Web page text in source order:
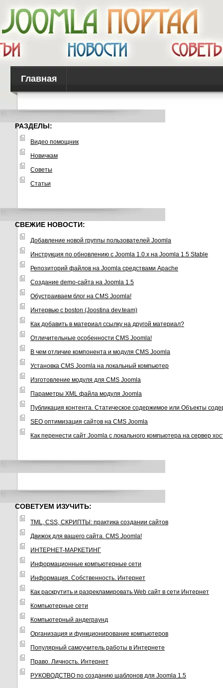
Главная
РАЗДЕЛЫ:
Видео помощник
Новичкам
Советы
Статьи
СВЕЖИЕ НОВОСТИ:
Добавление новой группы пользователей Joomla
Инструкция по обновлению с Joomla 1.0.x на Joomla 1.5 Stable
Репозиторий файлов на Joomla средствами Apache
Создание demo-сайта на Joomla 1.5
Обустраиваем блог на CMS Joomla!
Интервью с boston (Joostina dev.team)
Как добавить в материал ссылку на другой материал?
Отличительные особенности CMS Joomla!
В чем отличие компонента и модуля CMS Joomla
Установка CMS Joomla на локальный компьютер
Изготовление модуля для CMS Joomla
Параметры XML файла модуля Joomla
Публикация контента. Статическое содержимое или Объекты
SEO оптимизация сайтов на CMS Joomla
Как перенести сайт Joomla с локального компьютера на сервер
СОВЕТУЕМ ИЗУЧИТЬ:
TML, CSS, СКРИПТЫ: практика создании сайтов
Движок для вашего сайта. CMS Joomla!
ИНТЕРНЕТ-МАРКЕТИНГ
Информационные компьютерные сети
Информация. Собственность. Интернет
Как раскрутить и разрекламировать Web сайт в сети Интернет
Компьютерные сети
Компьютерный андеграунд
Организация и функционирование компьютеров
Популярный самоучитель работы в Интернете
Право. Личность. Интернет
РУКОВОДСТВО по созданию шаблонов для Joomla 1.5